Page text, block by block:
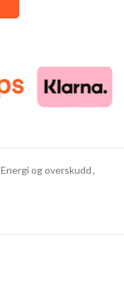
Energi og overskudd,